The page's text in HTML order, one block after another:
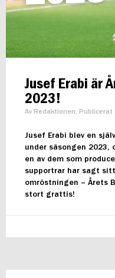
Jusef Erabi är
2023!
Av Redaktionen, Publicerat
Jusef Erabi blev en
under säsongen 2023,
en av dem som
supportrar har sagt
omröstningen – Årets
stort grattis!